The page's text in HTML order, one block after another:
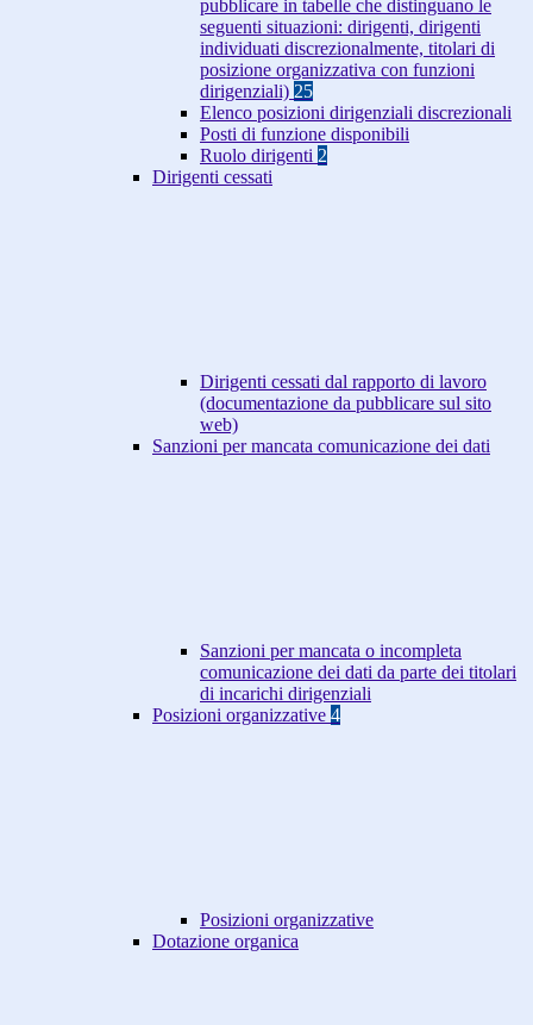
pubblicare in tabelle che distinguano le
seguenti situazioni: dirigenti, dirigenti
individuati discrezionalmente, titolari di
posizione organizzativa con funzioni
dirigenziali) 25
Elenco posizioni dirigenziali discrezionali
Posti di funzione disponibili
Ruolo dirigenti 2
Dirigenti cessati
Dirigenti cessati dal rapporto di lavoro
(documentazione da pubblicare sul sito
web)
Sanzioni per mancata comunicazione dei dati
Sanzioni per mancata o incompleta
comunicazione dei dati da parte dei titolari
di incarichi dirigenziali
Posizioni organizzative 4
Posizioni organizzative
Dotazione organica